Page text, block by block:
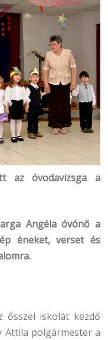
az óvodavizsga a
Angéla óvónő a
éneket, verset és
ősszel iskolát kezdő
Attila polgármester a